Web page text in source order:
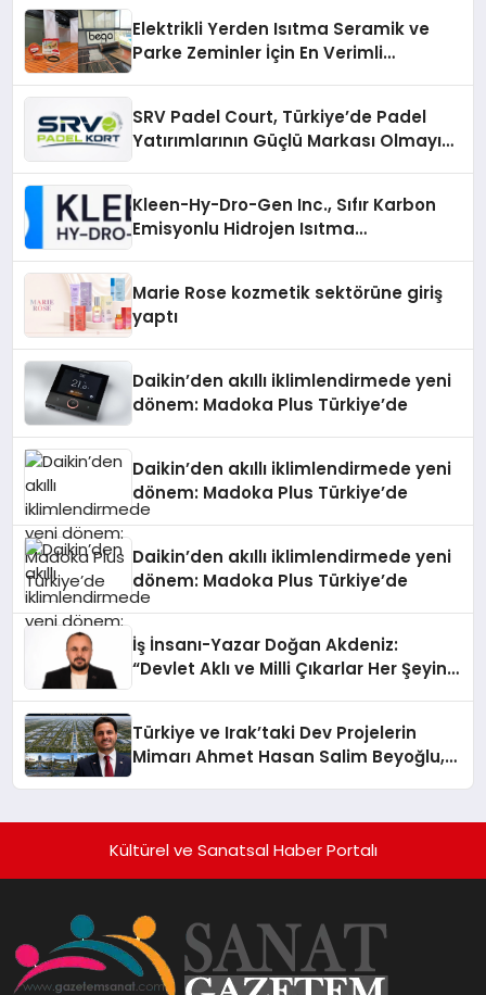
Elektrikli Yerden Isıtma Seramik ve
Parke Zeminler İçin En Verimli
SRV Padel Court, Türkiye’de Padel
Yatırımlarının Güçlü Markası Olmayı
Kleen-Hy-Dro-Gen Inc., Sıfır Karbon
Emisyonlu Hidrojen Isıtma
Marie Rose kozmetik sektörüne giriş
yaptı
Daikin’den akıllı iklimlendirmede yeni
dönem: Madoka Plus Türkiye’de
Daikin’den akıllı iklimlendirmede yeni
dönem: Madoka Plus Türkiye’de
Daikin’den akıllı iklimlendirmede yeni
dönem: Madoka Plus Türkiye’de
İş İnsanı-Yazar Doğan Akdeniz:
“Devlet Aklı ve Milli Çıkarlar Her Şeyin
Türkiye ve Irak’taki Dev Projelerin
Mimarı Ahmet Hasan Salim Beyoğlu,
Hayata Geçirecek
Kültürel ve Sanatsal Haber Portalı